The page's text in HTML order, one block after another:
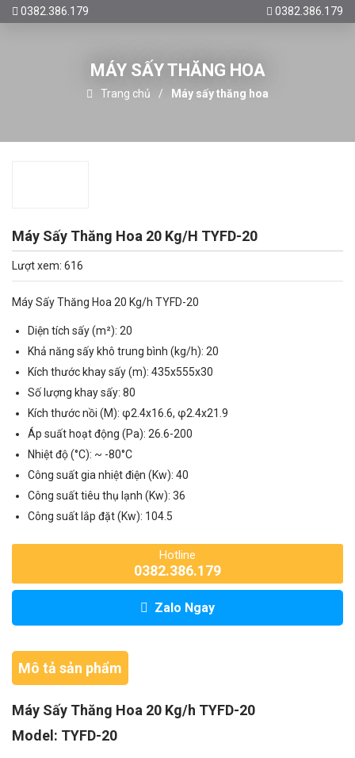
0382.386.179 0382.386.179
MÁY SẤY THĂNG HOA
Trang chủ Máy sấy thăng hoa
Máy Sấy Thăng Hoa 20 Kg/H TYFD-20
Lượt xem: 616
Máy Sấy Thăng Hoa 20 Kg/h TYFD-20
Diện tích sấy (m²): 20
Khả năng sấy khô trung bình (kg/h): 20
Kích thước khay sấy (m): 435x555x30
Số lượng khay sấy: 80
Kích thước nồi (M): φ2.4x16.6, φ2.4x21.9
Áp suất hoạt động (Pa): 26.6-200
Nhiệt độ (°C): ~ -80°C
Công suất gia nhiệt điện (Kw): 40
Công suất tiêu thụ lạnh (Kw): 36
Công suất lắp đặt (Kw): 104.5
Hotline
0382.386.179
Zalo Ngay
Mô tả sản phẩm
Máy Sấy Thăng Hoa 20 Kg/h TYFD-20
Model: TYFD-20